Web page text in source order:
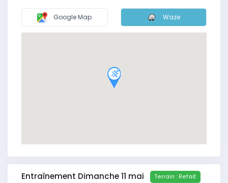
Google Map Waze
Entraînement Dimanche 11 mai Terrain : Refait